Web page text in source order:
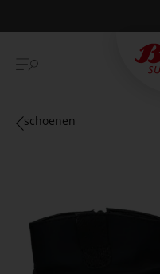
Betaal achteraf met
schoenen